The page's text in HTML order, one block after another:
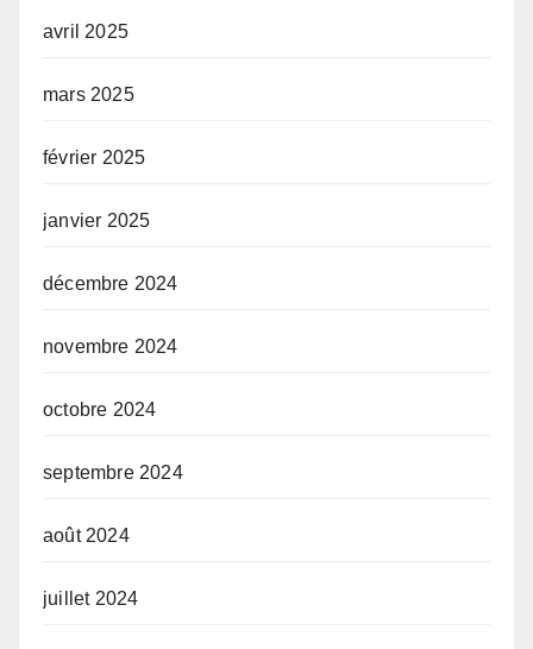
avril 2025
mars 2025
février 2025
janvier 2025
décembre 2024
novembre 2024
octobre 2024
septembre 2024
août 2024
juillet 2024